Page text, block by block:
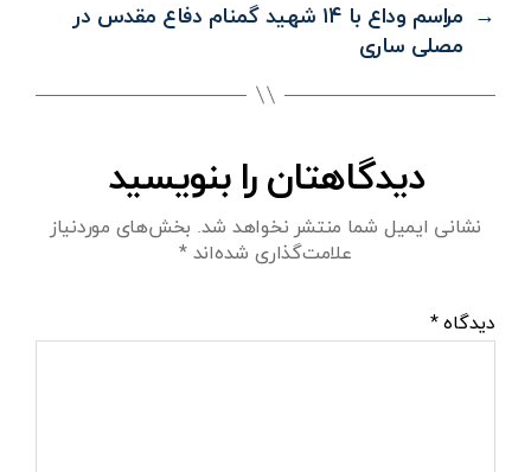
→
مراسم وداع با ۱۴ شهید گمنام دفاع مقدس در
مصلی ساری
دیدگاهتان را بنویسید
نشانی ایمیل شما منتشر نخواهد شد. بخش‌های موردنیاز
علامت‌گذاری شده‌اند*
دیدگاه*